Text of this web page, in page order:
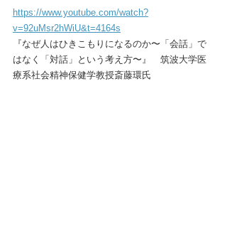
https://www.youtube.com/watch?
v=92uMsr2hWiU&t=4164s
『なぜ人はひきこもりになるのか〜「会話」で
はなく「対話」という考え方〜』　筑波大学医
療系社会精神保健学教授斎藤環氏